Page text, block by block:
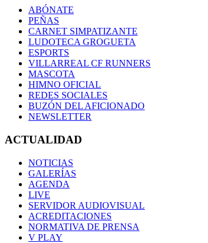
ABÓNATE
PEÑAS
CARNET SIMPATIZANTE
LUDOTECA GROGUETA
ESPORTS
VILLARREAL CF RUNNERS
MASCOTA
HIMNO OFICIAL
REDES SOCIALES
BUZÓN DEL AFICIONADO
NEWSLETTER
ACTUALIDAD
NOTICIAS
GALERÍAS
AGENDA
LIVE
SERVIDOR AUDIOVISUAL
ACREDITACIONES
NORMATIVA DE PRENSA
V PLAY